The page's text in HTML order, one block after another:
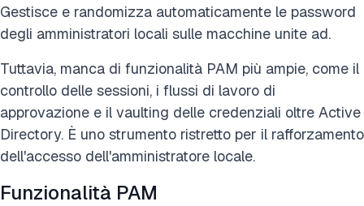
Gestisce e randomizza automaticamente le password
degli amministratori locali sulle macchine unite ad.
Tuttavia, manca di funzionalità PAM più ampie, come il
controllo delle sessioni, i flussi di lavoro di
approvazione e il vaulting delle credenziali oltre Active
Directory. È uno strumento ristretto per il rafforzamento
dell'accesso dell'amministratore locale.
Funzionalità PAM